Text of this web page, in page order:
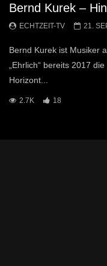
Bernd Kurek –
ECHTZEIT-TV 21.
Bernd Kurek ist Musiker
„Ehrlich“ bereits 2017
Horizont...
2.7K 18